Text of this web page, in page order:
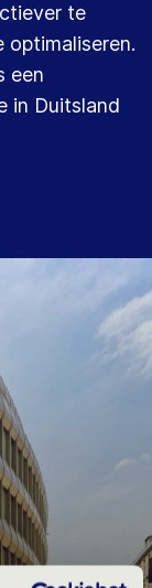
te
optimaliseren.
een
in Duitsland